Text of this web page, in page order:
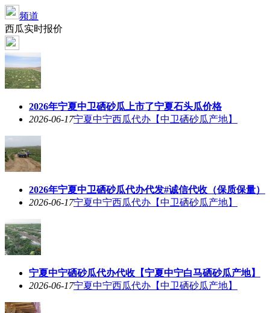
频道
西瓜实时报价
2026年宁夏中卫硒砂瓜上市了宁夏石头瓜价格
2026-06-17宁夏中宁西瓜代办【中卫硒砂瓜产地】
2026年宁夏中卫硒砂瓜代办代发#诚信代收（保质保量）
2026-06-17宁夏中宁西瓜代办【中卫硒砂瓜产地】
宁夏中宁硒砂瓜代办代收【宁夏中宁白马硒砂瓜产地】
2026-06-17宁夏中宁西瓜代办【中卫硒砂瓜产地】